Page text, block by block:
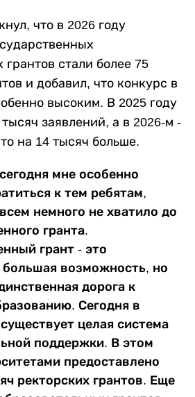
что в 2026 году
грантов стали более 75
и добавил, что конкурс в
высоким. В 2025 году
заявлений, а в 2026-м -
на 14 тысяч больше.
мне особенно
к тем ребятам,
немного не хватило до
гранта.
грант - это
большая возможность, но
дорога к
Сегодня в
целая система
поддержки. В этом
предоставлено
ректорских грантов. Еще